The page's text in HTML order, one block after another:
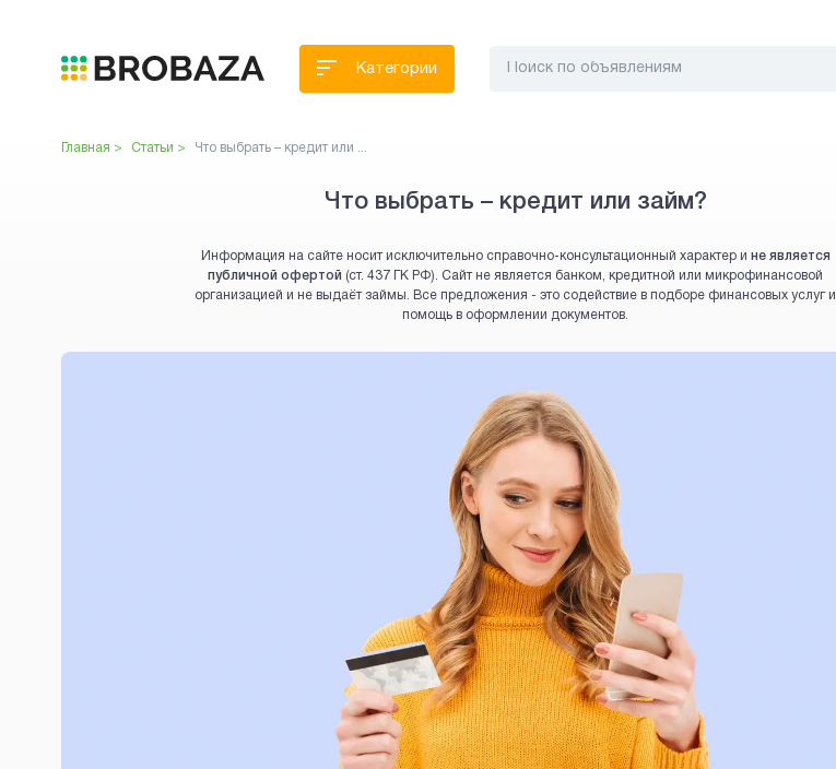
Категории
Главная > Статьи > Что выбрать – кредит или ...
Что выбрать – кредит или займ?
Информация на сайте носит исключительно справочно-консультационный характер и не является
публичной офертой (ст. 437 ГК РФ). Сайт не является банком, кредитной или микрофинансовой
организацией и не выдаёт займы. Все предложения - это содействие в подборе финансовых услуг и
помощь в оформлении документов.